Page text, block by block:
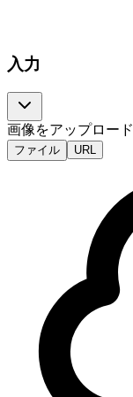
入力
画像をアップロード
ファイル URL